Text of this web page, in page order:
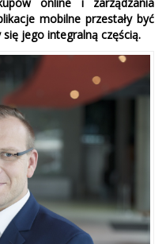
mobilne przestały być
jego integralną częścią.